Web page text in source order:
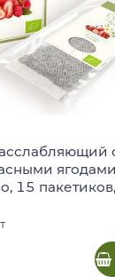
15 пакетиков,